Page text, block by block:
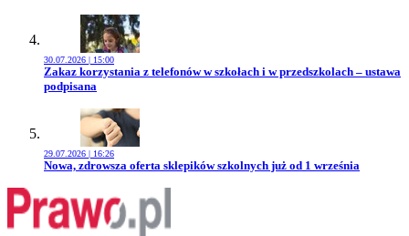
30.07.2026 | 15:00
Przejdź do artykułu:
Zakaz korzystania z telefonów w szkołach i w przedszkolach – ustawa
podpisana
29.07.2026 | 16:26
Przejdź do artykułu:
Nowa, zdrowsza oferta sklepików szkolnych już od 1 września